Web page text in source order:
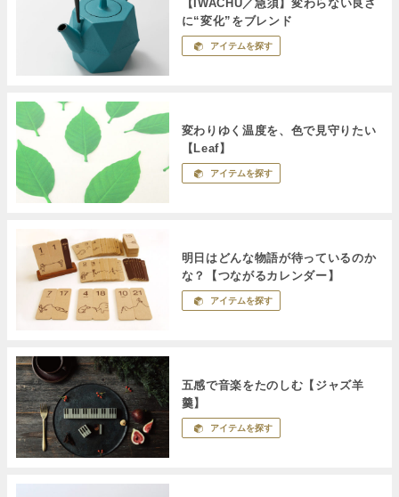
【IWACHU／急須】変わらない良さ
に“変化”をブレンド
アイテムを探す
変わりゆく温度を、色で見守りたい
【Leaf】
アイテムを探す
明日はどんな物語が待っているのか
な？【つながるカレンダー】
アイテムを探す
五感で音楽をたのしむ【ジャズ羊
羹】
アイテムを探す